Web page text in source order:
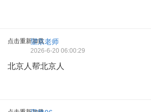
点击重新加载望京老师
2026-6-20 06:00:29
北京人帮北京人